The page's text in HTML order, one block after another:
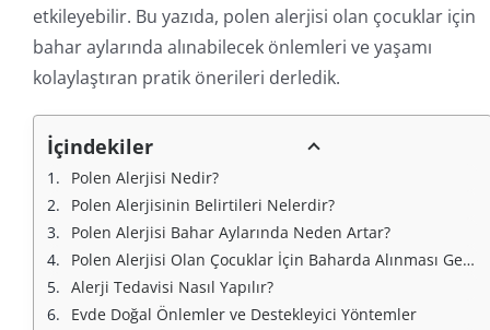
etkileyebilir. Bu yazıda, polen alerjisi olan çocuklar için
bahar aylarında alınabilecek önlemleri ve yaşamı
kolaylaştıran pratik önerileri derledik.
İçindekiler
Polen Alerjisi Nedir?
Polen Alerjisinin Belirtileri Nelerdir?
Polen Alerjisi Bahar Aylarında Neden Artar?
Polen Alerjisi Olan Çocuklar İçin Baharda Alınması Gereken Önlemler
Alerji Tedavisi Nasıl Yapılır?
Evde Doğal Önlemler ve Destekleyici Yöntemler